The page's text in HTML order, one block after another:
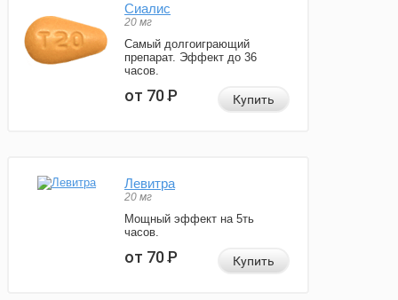
Сиалис
20 мг
Самый долгоиграющий
препарат. Эффект до 36
часов.
от 70Р Купить
Левитра
20 мг
Мощный эффект на 5ть
часов.
от 70Р Купить